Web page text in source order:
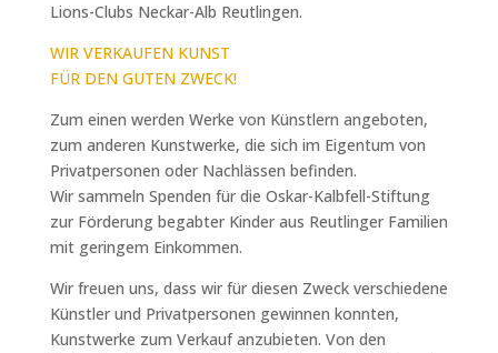
Lions-Clubs Neckar-Alb Reutlingen.
WIR VERKAUFEN KUNST
FÜR DEN GUTEN ZWECK!
Zum einen werden Werke von Künstlern angeboten,
zum anderen Kunstwerke, die sich im Eigentum von
Privatpersonen oder Nachlässen befinden.
Wir sammeln Spenden für die Oskar-Kalbfell-Stiftung
zur Förderung begabter Kinder aus Reutlinger Familien
mit geringem Einkommen.
Wir freuen uns, dass wir für diesen Zweck verschiedene
Künstler und Privatpersonen gewinnen konnten,
Kunstwerke zum Verkauf anzubieten. Von den